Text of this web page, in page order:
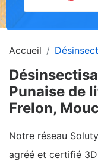
Accueil
Punaise de
Frelon,
Notre réseau
agréé et certifié